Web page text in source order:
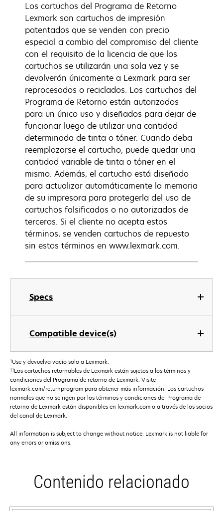
Specs
Compatible device(s)
Los cartuchos del Programa de Retorno
Lexmark son cartuchos de impresión
patentados que se venden con precio
especial a cambio del compromiso del cliente
con el requisito de la licencia de que los
cartuchos se utilizarán una sola vez y se
devolverán únicamente a Lexmark para ser
reprocesados o reciclados. Los cartuchos del
Programa de Retorno están autorizados
para un único uso y diseñados para dejar de
funcionar luego de utilizar una cantidad
determinada de tinta o tóner. Cuando deba
reemplazarse el cartucho, puede quedar una
cantidad variable de tinta o tóner en el
mismo. Además, el cartucho está diseñado
para actualizar automáticamente la memoria
de su impresora para protegerla del uso de
cartuchos falsificados o no autorizados de
terceros. Si el cliente no acepta estos
términos, se venden cartuchos de repuesto
sin estos términos en www.lexmark.com.
†Use y devuelva vacío solo a Lexmark.
††Los cartuchos retornables de Lexmark están sujetos a los términos y
condiciones del Programa de retorno de Lexmark. Visite
lexmark.com/returnprogram para obtener más información. Los cartuchos
normales que no se rigen por los términos y condiciones del Programa de
retorno de Lexmark están disponibles en lexmark.com o a través de los socios
del canal de Lexmark.
All information is subject to change without notice. Lexmark is not liable for
any errors or omissions.
Contenido relacionado